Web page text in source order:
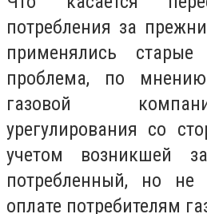
потребления за
применялись
проблема, по мнению
газовой
урегулирования со
учетом возникшей
потребленный, но не
оплате потребителям